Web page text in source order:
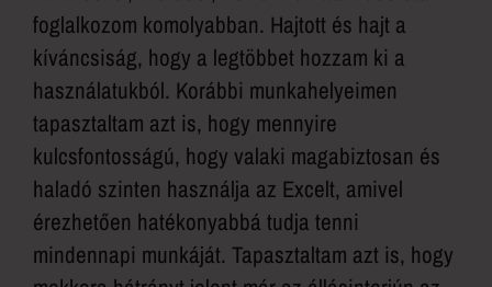
foglalkozom komolyabban. Hajtott és hajt a
kíváncsiság, hogy a legtöbbet hozzam ki a
használatukból. Korábbi munkahelyeimen
tapasztaltam azt is, hogy mennyire
kulcsfontosságú, hogy valaki magabiztosan és
haladó szinten használja az Excelt, amivel
érezhetően hatékonyabbá tudja tenni
mindennapi munkáját. Tapasztaltam azt is, hogy